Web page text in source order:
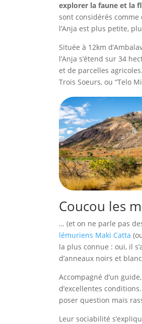
explorer la faune et la
sont considérés
l’Anja est plus petite,
Située à 12km
l’Anja s’étend sur 34
et de parcelles agricoles.
Trois Soeurs, ou “Telo
Coucou les
… (et on ne parle pas
lémuriens Maki Catta
la plus connue : oui, il
d’anneaux noirs et
Accompagné d’un
d’excellentes
poser question mais
Leur sociabilité